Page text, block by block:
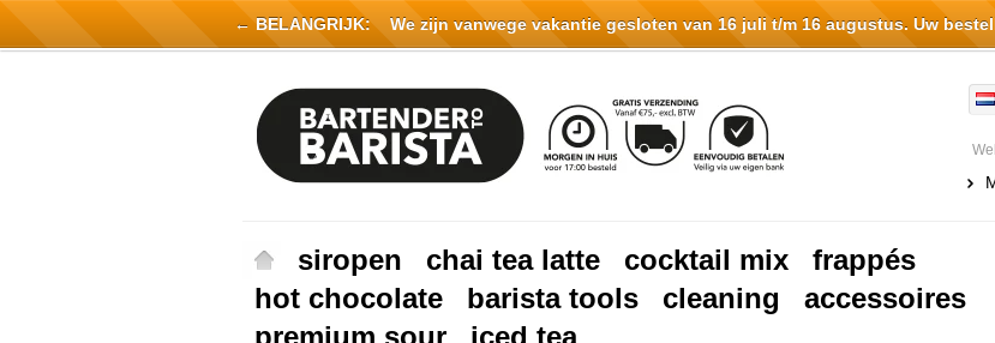
siropen chai tea latte cocktail mix
frappés
hot chocolate
barista tools cleaning
accessoires
premium sour
iced tea
← BELANGRIJK:We zijn vanwege vakantie gesloten van 16 juli t/m 16 augustus. Uw